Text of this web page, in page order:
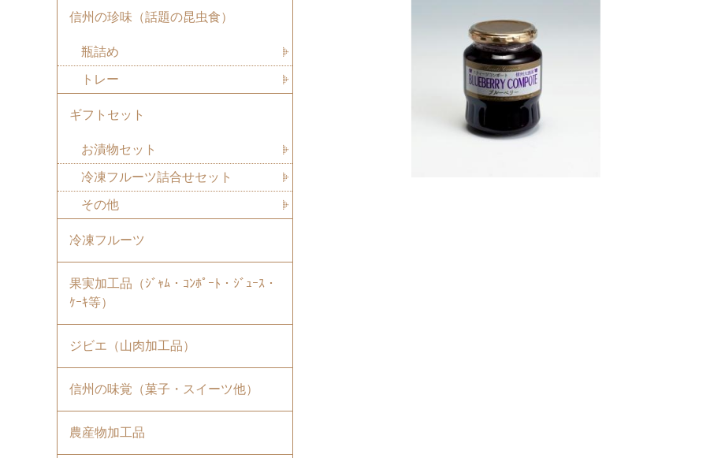
信州の珍味（話題の昆虫食）
瓶詰め
トレー
ギフトセット
お漬物セット
冷凍フルーツ詰合せセット
その他
冷凍フルーツ
果実加工品（ｼﾞｬﾑ・ｺﾝﾎﾟｰﾄ・ｼﾞｭｰｽ・
ｹｰｷ等）
ジビエ（山肉加工品）
信州の味覚（菓子・スイーツ他）
農産物加工品